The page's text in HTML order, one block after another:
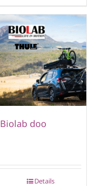
Biolab doo
Details